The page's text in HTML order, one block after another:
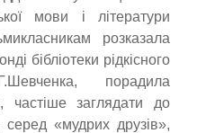
мови і літератури
розказала
бібліотеки рідкісного
порадила
частіше заглядати до
серед «мудрих друзів»,